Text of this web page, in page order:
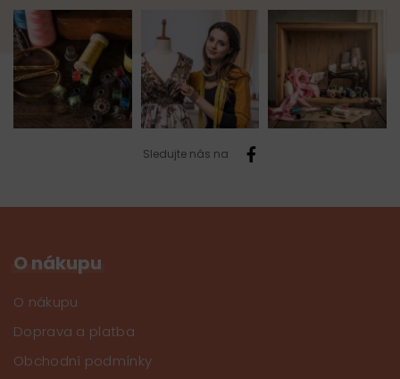
Sledujte nás na
O nákupu
O nákupu
Doprava a platba
Obchodní podmínky